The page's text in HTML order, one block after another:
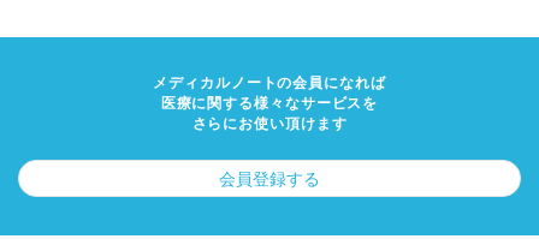
メディカルノートの会員になれば
医療に関する様々なサービスを
さらにお使い頂けます
会員登録する